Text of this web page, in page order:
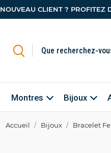
NOUVEAU CLIENT ? PROFITEZ
Montres Bijoux
Accueil Bijoux Bracelet